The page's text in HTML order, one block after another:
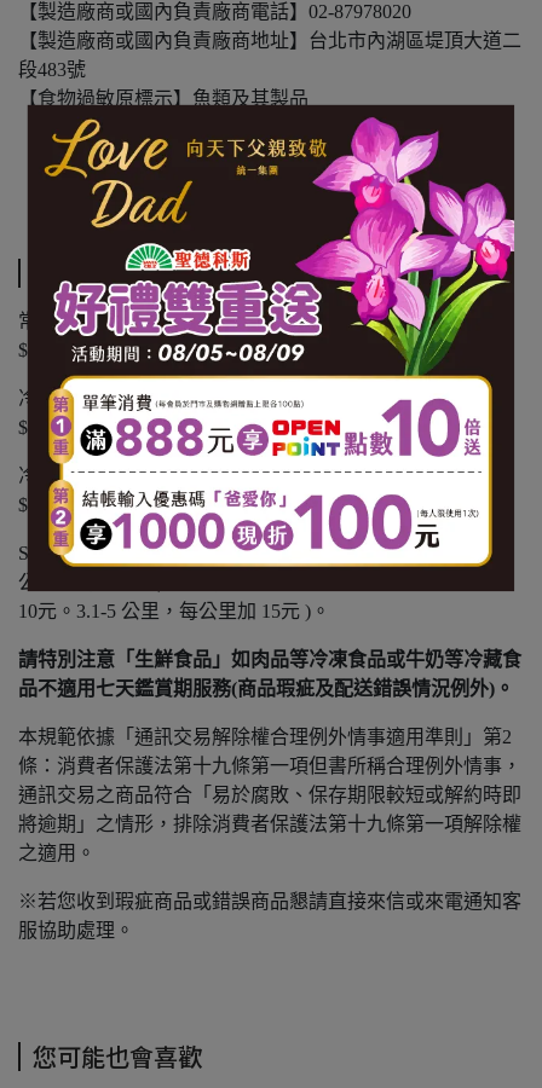
【製造廠商或國內負責廠商電話】02-87978020
【製造廠商或國內負責廠商地址】台北市內湖區堤頂大道二
段483號
【食物過敏原標示】魚類及其製品
【內容物成份】金目鱸魚
【內容量(重量)】250g/包
【保存期限(總效期)】720天
運送方式
常溫商品：黑貓常溫宅配 $1200 免運，未滿 $1200 酌收
$100 運費。
冷凍商品：黑貓冷凍宅配 $1500 免運，未滿 $1500 酌收
$150 運費。
冷藏商品：黑貓冷藏宅配 $1500 免運，未滿 $1500 酌收
$150 運費。
SANTA GO 外送：不分溫層 $799 免運，未滿 $799 以實際
公里數酌收運費( 1公里內運費 $65。1.1-3 公里，每公里加
10元。3.1-5 公里，每公里加 15元 )。
請特別注意「生鮮食品」如肉品等冷凍食品或牛奶等冷藏食
品不適用七天鑑賞期服務(商品瑕疵及配送錯誤情況例外)。
本規範依據「通訊交易解除權合理例外情事適用準則」第2
條：消費者保護法第十九條第一項但書所稱合理例外情事，
通訊交易之商品符合「易於腐敗、保存期限較短或解約時即
將逾期」之情形，排除消費者保護法第十九條第一項解除權
之適用。
※若您收到瑕疵商品或錯誤商品懇請直接來信或來電通知客
服協助處理。
您可能也會喜歡